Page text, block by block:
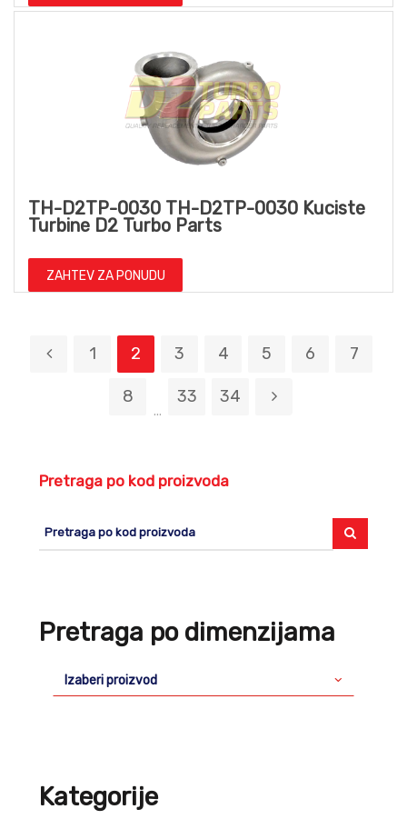
Pretraga po kod proizvoda
Pretraga po dimenzijama
Izaberi proizvod
Kategorije
TH-D2TP-0030 TH-D2TP-0030 Kuciste
Turbine D2 Turbo Parts
ZAHTEV ZA PONUDU
1 2 3 4 5 6 7
8
...
33 34